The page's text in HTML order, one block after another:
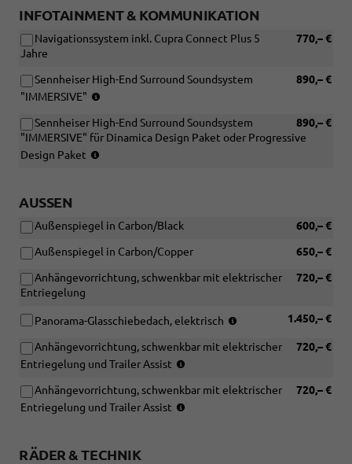
mit:
[PGR]
Anhängevorrichtung,
schwenkbar
elektrischer
Entriegelung)
mit:
Edge
Paket)
INFOTAINMENT & KOMMUNIKATION
770,– €
Navigationssystem inkl. Cupra Connect Plus 5
Jahre
890,– €
Sennheiser High-End Surround Soundsystem
"IMMERSIVE"
Verbindung
mit:
Reserverad
als
Notrad)
890,– €
Sennheiser High-End Surround Soundsystem
"IMMERSIVE" für Dinamica Design Paket oder Progressive
Design Paket
Edge
und
[PG6]
Reserverad
Notrad)
AUSSEN
600,– €
Außenspiegel in Carbon/Black
650,– €
Außenspiegel in Carbon/Copper
720,– €
Anhängevorrichtung, schwenkbar mit elektrischer
Entriegelung
1.450,– €
Panorama-Glasschiebedach, elektrisch
Verbindung
Edge
720,– €
Anhängevorrichtung, schwenkbar mit elektrischer
Entriegelung und Trailer Assist
verbindung
720,– €
Anhängevorrichtung, schwenkbar mit elektrischer
Entriegelung und Trailer Assist
RÄDER & TECHNIK